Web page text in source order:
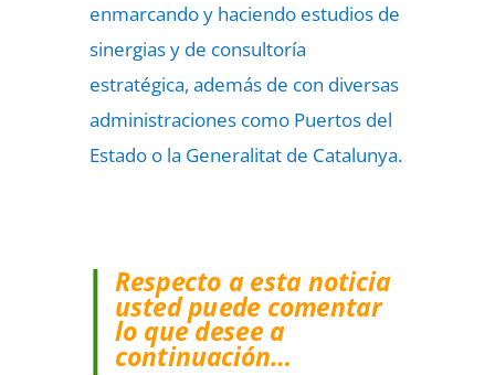
enmarcando y haciendo estudios de
sinergias y de consultoría
estratégica, además de con diversas
administraciones como Puertos del
Estado o la Generalitat de Catalunya.
Respecto a esta noticia
usted puede comentar
lo que desee a
continuación…